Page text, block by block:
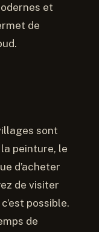
et
de
sont
peinture, le
d’acheter
de visiter
possible.
de